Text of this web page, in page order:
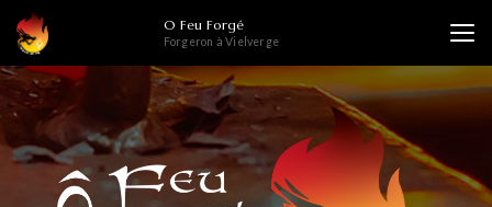
contenu
principal
O Feu Forgé
Forgeron à Vielverge